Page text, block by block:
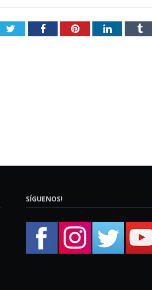
TwitterFacebookPinterestLinkedIn
SÍGUENOS!